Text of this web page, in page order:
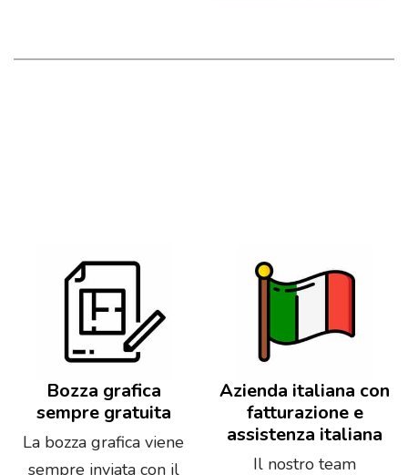
Bozza grafica
sempre gratuita
La bozza grafica viene
sempre inviata con il
Azienda italiana con
fatturazione e
assistenza italiana
Il nostro team